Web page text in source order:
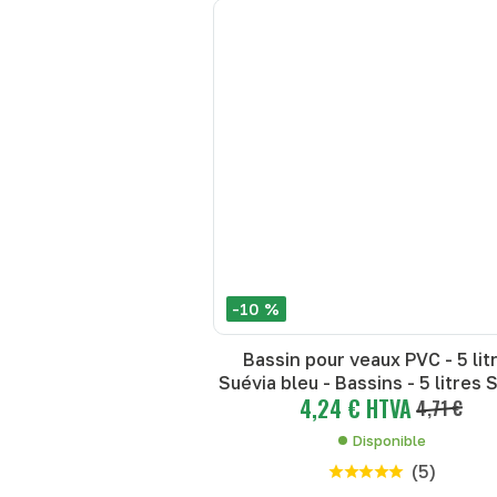
-10 %
Bassin pour veaux PVC - 5
Suévia bleu - Bassins - 5 litres
bleu
4,24 € HTVA 4,71 €
Disponible
(5)